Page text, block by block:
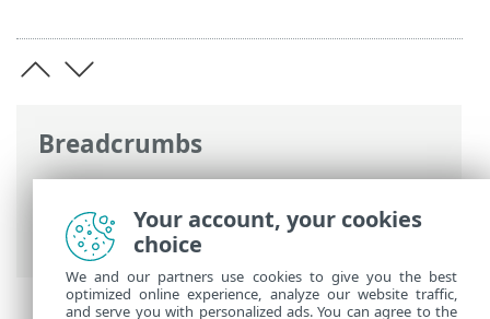
Breadcrumbs
ESET Online súgó>ESET Internet
Security >Az ESET Internet Security
használata>Eszközök > Karantén
Your account, your cookies
choice
We and our partners use cookies to give you the best
optimized online experience, analyze our website traffic,
and serve you with personalized ads. You can agree to the